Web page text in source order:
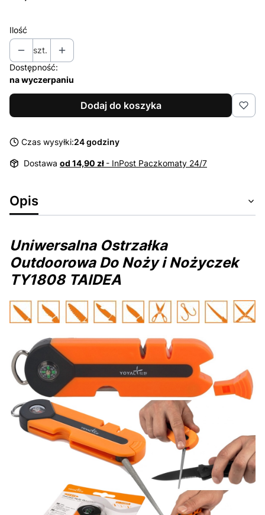
Ilość
szt.
Dostępność:
na wyczerpaniu
Dodaj do koszyka
Czas wysyłki:24 godziny
Dostawa od 14,90 zł - InPost Paczkomaty 24/7
Opis
Uniwersalna Ostrzałka
Outdoorowa Do Noży i Nożyczek
TY1808 TAIDEA